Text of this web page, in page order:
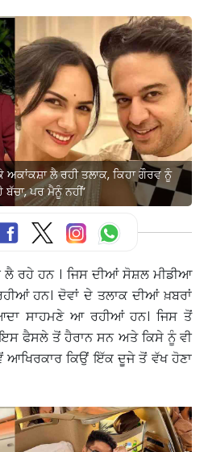
ਲੈ ਰਹੀ ਤਲਾਕ, ਕਿਹਾ ਗੌਰਵ ਨੂੰ
ਬੱਚਾ, ਪਰ ਮੈਨੂੰ ਨਹੀਂ’
ਲੈ ਰਹੇ ਹਨ । ਜਿਸ ਦੀਆਂ ਸੋਸ਼ਲ ਮੀਡੀਆ
ਹਨ। ਦੋਵਾਂ ਦੇ ਤਲਾਕ ਦੀਆਂ ਖ਼ਬਰਾਂ
ਸਾਹਮਣੇ ਆ ਰਹੀਆਂ ਹਨ। ਜਿਸ ਤੋਂ
ਫੈਸਲੇ ਤੋਂ ਹੈਰਾਨ ਸਨ ਅਤੇ ਕਿਸੇ ਨੂੰ ਵੀ
ਆਖਿਰਕਾਰ ਕਿਉਂ ਇੱਕ ਦੂਜੇ ਤੋਂ ਵੱਖ ਹੋਣਾ